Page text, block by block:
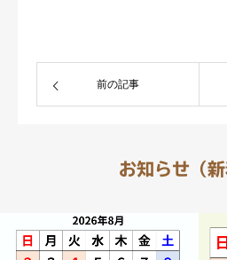
前の記事
お知らせ（新